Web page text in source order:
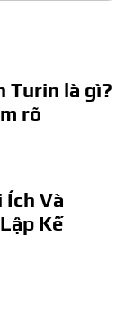
Turin là gì?
rõ
Ích Và
Kế